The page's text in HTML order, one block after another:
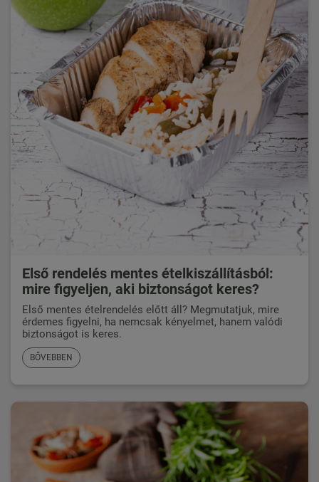
Első rendelés mentes ételkiszállításból:
mire figyeljen, aki biztonságot keres?
Első mentes ételrendelés előtt áll? Megmutatjuk, mire
érdemes figyelni, ha nemcsak kényelmet, hanem valódi
biztonságot is keres.
BŐVEBBEN